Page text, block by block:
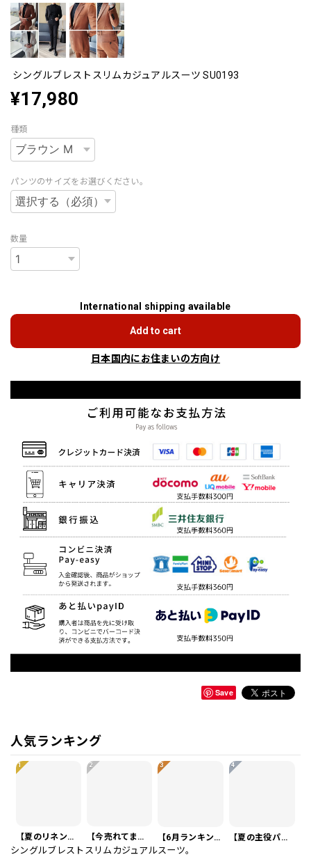
シングルブレストスリムカジュアルスーツ SU0193
¥17,980
種類
パンツのサイズをお選びください。
数量
International shipping available
Add to cart
日本国内にお住まいの方向け
Save
人気ランキング
1
【夏のリネンスーツ】リネンシングルブレストカジュアルスーツ SU0188
2
【今売れてます】編み込みベルト付き フラット サンダル 3color SH0128
3
【6月ランキング1位】プレートアクセントポロシャツ KA0826
4
【夏の主役パンツ】ワッフル カジュアル スリムスラックスパンツ PA0226
シングルブレストスリムカジュアルスーツ。